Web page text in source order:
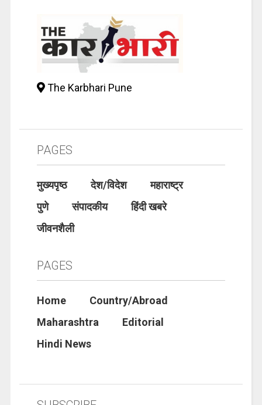
The Karbhari Pune
PAGES
मुख्यपृष्ठ देश/विदेश
महाराष्ट्र
पुणे
संपादकीय
हिंदी खबरे
जीवनशैली
PAGES
Home
Country/Abroad
Maharashtra
Editorial
Hindi News